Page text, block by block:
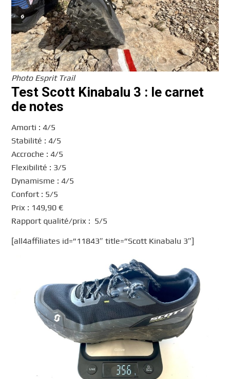
Photo Esprit Trail
Test Scott Kinabalu 3 : le carnet
de notes
Amorti : 4/5
Stabilité : 4/5
Accroche : 4/5
Flexibilité : 3/5
Dynamisme : 4/5
Confort : 5/5
Prix : 149,90 €
Rapport qualité/prix : 5/5
[all4affiliates id=”11843″ title=”Scott Kinabalu 3″]